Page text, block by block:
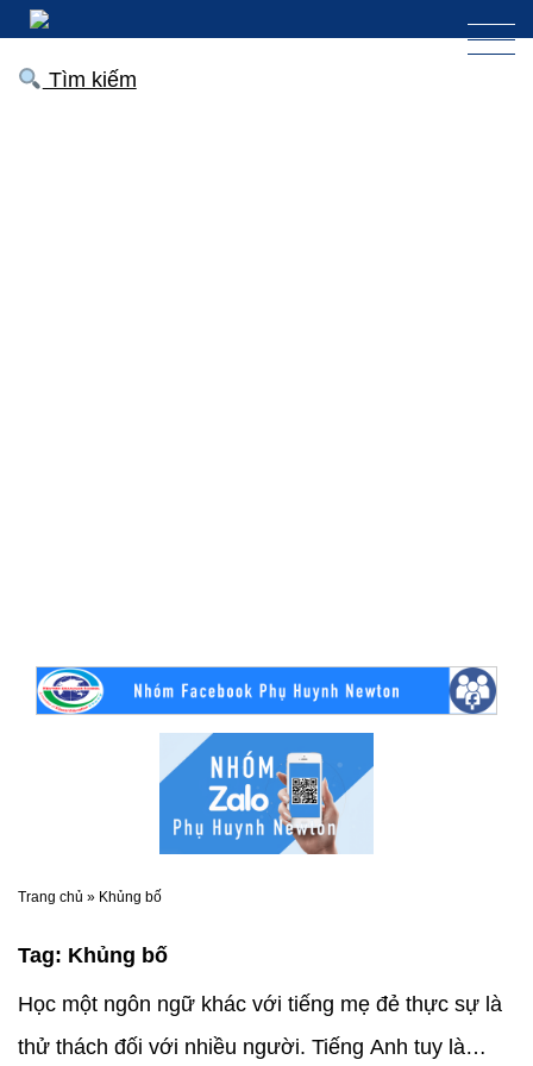
Tìm kiếm
Trang chủ » Khủng bố
Tag: Khủng bố
Học một ngôn ngữ khác với tiếng mẹ đẻ thực sự là
thử thách đối với nhiều người. Tiếng Anh tuy là